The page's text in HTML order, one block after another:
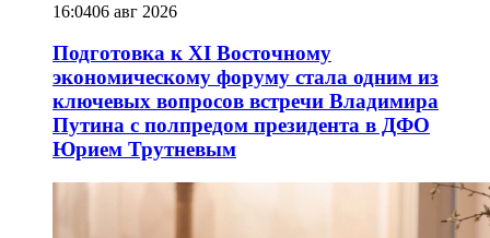
16:0406 авг 2026
Подготовка к XI Восточному
экономическому форуму стала одним из
ключевых вопросов встречи Владимира
Путина с полпредом президента в ДФО
Юрием Трутневым